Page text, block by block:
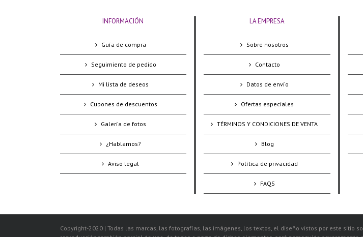
INFORMACIÓN
Guía de compra
Seguimiento de pedido
Mi lista de deseos
Cupones de descuentos
Galería de fotos
¿Hablamos?
Aviso legal
LA EMPRESA
Sobre nosotros
Contacto
Datos de envío
Ofertas especiales
TÉRMINOS Y CONDICIONES DE VENTA
Blog
Política de privacidad
FAQS
Copyright-2020 | Todas las marcas, las fotografías, las imágenes, los textos, el diseño vistos por este sitio